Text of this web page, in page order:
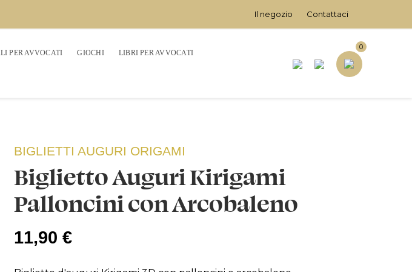
Il negozio Contattaci
PER AVVOCATI GIOCHI LIBRI PER AVVOCATI
0
BIGLIETTI AUGURI ORIGAMI
Biglietto Auguri Kirigami
Palloncini con Arcobaleno
11,90 €